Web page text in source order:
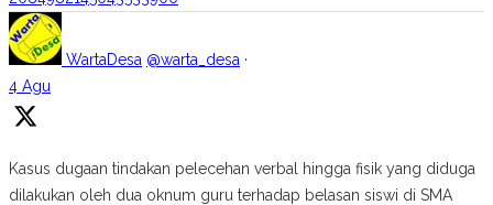
WartaDesa @warta_desa ·
4 Agu
Kasus dugaan tindakan pelecehan verbal hingga fisik yang diduga
dilakukan oleh dua oknum guru terhadap belasan siswi di SMA